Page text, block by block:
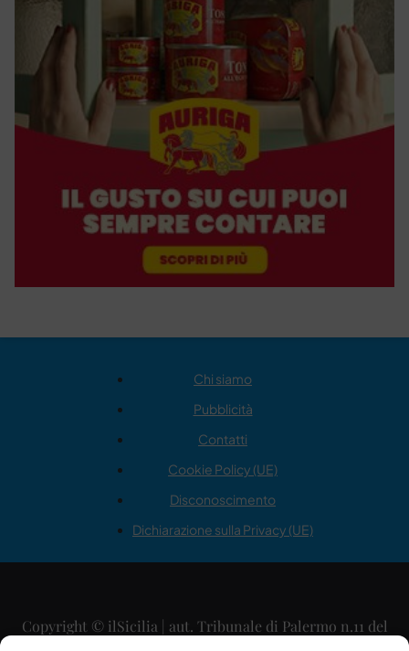
Chi siamo
Pubblicità
Contatti
Cookie Policy (UE)
Disconoscimento
Dichiarazione sulla Privacy (UE)
Copyright © ilSicilia | aut. Tribunale di Palermo n.11 del